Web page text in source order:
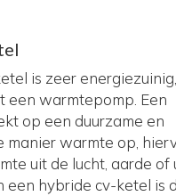
is zeer
een warmtepomp. Een
op een duurzame en
manier warmte op,
uit de lucht, aarde of
een hybride cv-ketel is